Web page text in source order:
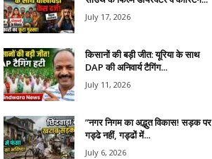
July 17, 2026
किसानों की बड़ी जीत: यूरिया के साथ
DAP की अनिवार्य टैगिंग...
July 11, 2026
​”नगर निगम का अद्भुत विकास! सड़क पर
गड्ढे नहीं, गड्ढों में...
July 6, 2026